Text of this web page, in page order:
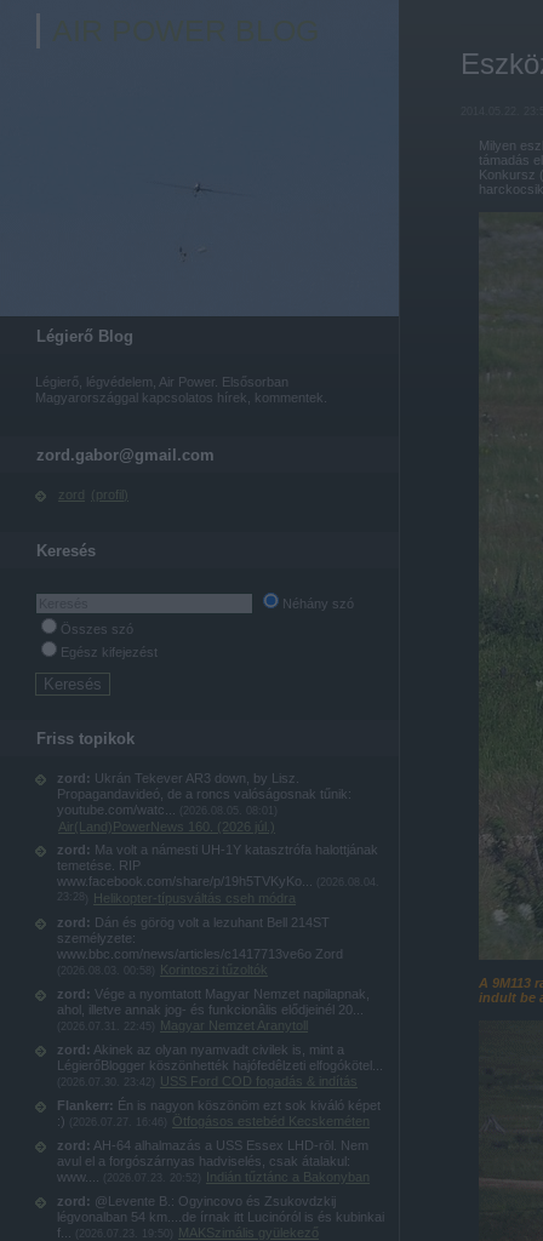
Légierő Blog
Légierő, légvédelem, Air Power. Elsősorban
Magyarországgal kapcsolatos hírek, kommentek.
zord.gabor@gmail.com
zord ( profil )
Keresés
Néhány szó
Összes szó
Egész kifejezést
Friss topikok
zord: Ukrán Tekever AR3 down, by Lisz.
Propagandavideó, de a roncs valóságosnak tűnik:
youtube.com/watc...
Air(Land)PowerNews 160. (2026 júl.)
zord: Ma volt a námesti UH-1Y katasztrófa halottjának
temetése. RIP
www.facebook.com/share/p/19h5TVKyKo...
Helikopter-típusváltás cseh módra
zord: Dán és görög volt a lezuhant Bell 214ST
személyzete:
www.bbc.com/news/articles/c1417713ve6o Zord
Korintoszi tűzoltók
zord: Vége a nyomtatott Magyar Nemzet napilapnak,
ahol, illetve annak jog- és funkcionâlis elődjeinél 20...
Magyar Nemzet Aranytoll
zord: Akinek az olyan nyamvadt civilek is, mint a
LégierőBlogger köszönhették hajófedêlzeti elfogókötel...
USS Ford COD fogadás & indítás
Flankerr: Én is nagyon köszönöm ezt sok kiváló képet
:)
Ötfogásos estebéd Kecskeméten
zord: AH-64 alhalmazás a USS Essex LHD-rōl. Nem
avul el a forgószárnyas hadviselés, csak átalakul:
www....
Indián tűztánc a Bakonyban
zord: @Levente B.: Ogyincovo és Zsukovdzkij
légvonalban 54 km....de írnak itt Lucinóról is és kubinkai
f...
MAKSzimális gyülekező
Milyen
támadás
Konkursz
A 9M113
indult be